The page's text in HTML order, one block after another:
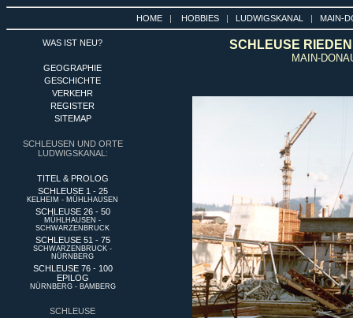
HOME | HOBBIES | LUDWIGSKANAL | MAIN-
WAS IST NEU?
GEOGRAPHIE
GESCHICHTE
VERKEHR
REGISTER
SITEMAP
SCHLEUSEN UND ORTE
LUDWIGSKANAL:
TITEL & PROLOG
SCHLEUSE 1 - 25
KELHEIM - MÜHLHAUSEN
SCHLEUSE 26 - 50
MÜHLHAUSEN -
SCHWARZENBRUCK
SCHLEUSE 51 - 75
SCHWARZENBRUCK -
NÜRNBERG
SCHLEUSE 76 - 100
EPILOG
NÜRNBERG - BAMBERG
SCHLEUSE
SCHLEUSE
MAIN-